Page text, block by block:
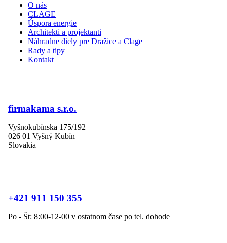
O nás
CLAGE
Úspora energie
Architekti a projektanti
Náhradne diely pre Dražice a Clage
Rady a tipy
Kontakt
firmakama s.r.o.
Vyšnokubínska 175/192
026 01 Vyšný Kubín
Slovakia
+421 911 150 355
Po - Št: 8:00-12-00 v ostatnom čase po tel. dohode